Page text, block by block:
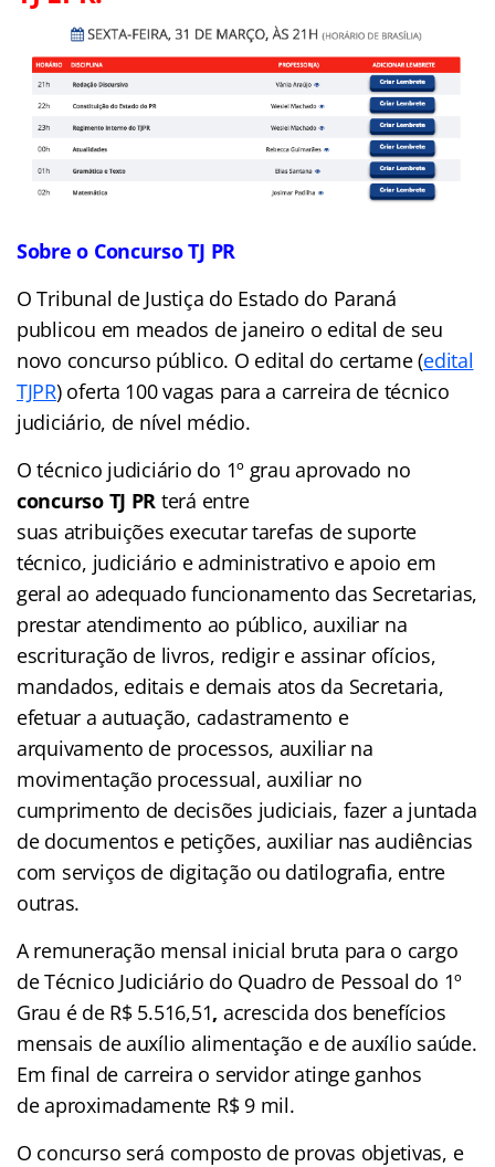
Sobre o Concurso TJ PR
O Tribunal de Justiça do Estado do Paraná
publicou em meados de janeiro o edital de seu
novo concurso público. O edital do certame (edital
TJPR) oferta 100 vagas para a carreira de técnico
judiciário, de nível médio.
O técnico judiciário do 1º grau aprovado no
concurso TJ PR terá entre
suas atribuições executar tarefas de suporte
técnico, judiciário e administrativo e apoio em
geral ao adequado funcionamento das Secretarias,
prestar atendimento ao público, auxiliar na
escrituração de livros, redigir e assinar ofícios,
mandados, editais e demais atos da Secretaria,
efetuar a autuação, cadastramento e
arquivamento de processos, auxiliar na
movimentação processual, auxiliar no
cumprimento de decisões judiciais, fazer a juntada
de documentos e petições, auxiliar nas audiências
com serviços de digitação ou datilografia, entre
outras.
A remuneração mensal inicial bruta para o cargo
de Técnico Judiciário do Quadro de Pessoal do 1º
Grau é de R$ 5.516,51, acrescida dos benefícios
mensais de auxílio alimentação e de auxílio saúde.
Em final de carreira o servidor atinge ganhos
de aproximadamente R$ 9 mil.
O concurso será composto de provas objetivas, e